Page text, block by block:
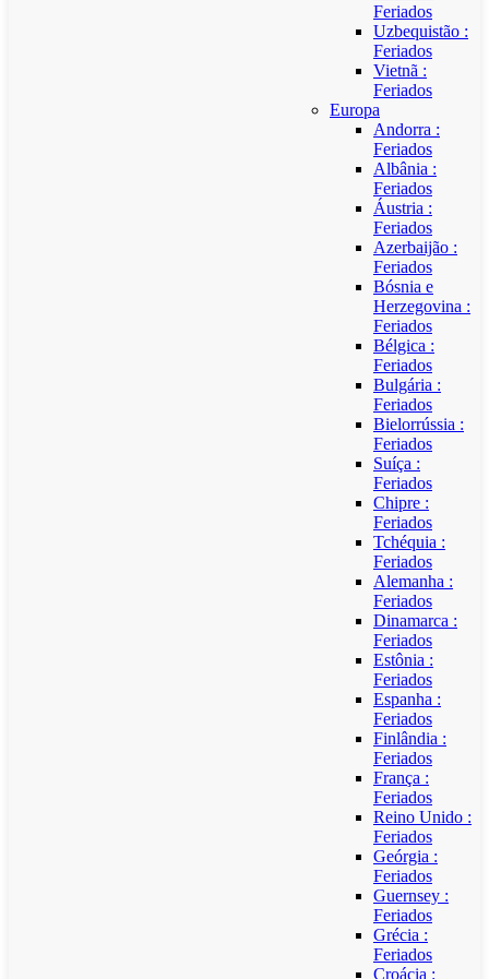
Feriados
Uzbequistão :
Feriados
Vietnã :
Feriados
Europa
Andorra :
Feriados
Albânia :
Feriados
Áustria :
Feriados
Azerbaijão :
Feriados
Bósnia e
Herzegovina :
Feriados
Bélgica :
Feriados
Bulgária :
Feriados
Bielorrússia :
Feriados
Suíça :
Feriados
Chipre :
Feriados
Tchéquia :
Feriados
Alemanha :
Feriados
Dinamarca :
Feriados
Estônia :
Feriados
Espanha :
Feriados
Finlândia :
Feriados
França :
Feriados
Reino Unido :
Feriados
Geórgia :
Feriados
Guernsey :
Feriados
Grécia :
Feriados
Croácia :